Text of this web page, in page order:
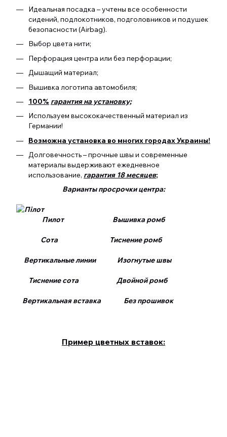
Идеальная посадка – учтены все особенности
сидений, подлокотников, подголовников и подушек
безопасности (Airbag).
Выбор цвета нити;
Перфорация центра или без перфорации;
Дышащий материал;
Вышивка логотипа автомобиля;
100% гарантия на установку;
Используем высококачественный материал из
Германии!
Возможна установка во многих городах Украины!
Долговечность – прочные швы и современные
материалы выдерживают ежедневное
использование, гарантия 18 месяцев;
Варианты просрочки центра:
Пилот Вышивка ромб
Сота Тиснение ромб
Вертикальные линии Изогнутые швы
Тиснение сота Двойной ромб
Вертикальная вставка Без прошивок
Пример цветных вставок: